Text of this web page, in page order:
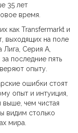
35 лет
время.
как Transfermarkt и
выходящих на поле
Лига, Серия А,
последние пять
опыту.
ошибки стоят
опыт и интуиция,
выше, чем чистая
видим столько
мира.